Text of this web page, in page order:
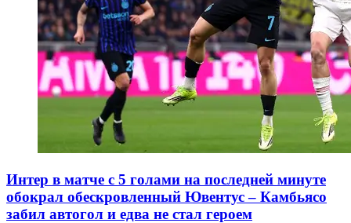
Интер в матче с 5 голами на последней минуте
обокрал обескровленный Ювентус – Камбьясо
забил автогол и едва не стал героем